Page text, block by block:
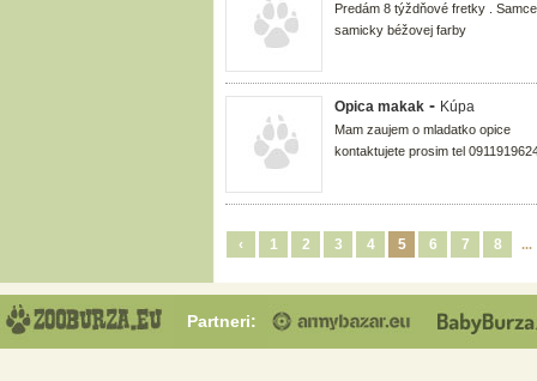
Predám 8 týždňové fretky .
samicky béžovej farby
Opica makak - Kúpa
Mam zaujem o mladatko opice
kontaktujete prosim tel
‹ 1 2 3 4 5 6 7 8
Partneri: